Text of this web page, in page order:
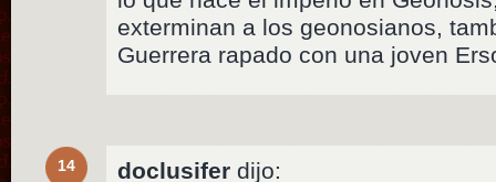
exterminan a los geonosianos,
Guerrera rapado con una joven
14 doclusifer dijo: